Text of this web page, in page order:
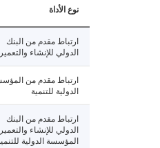
نوع الأداة
ارتباط مقدم من البنك
الدولي للإنشاء والتعمير
ارتباط مقدم من
الدولية للتنمية
ارتباط مقدم من البنك
الدولي للإنشاء
المؤسسة الدولية